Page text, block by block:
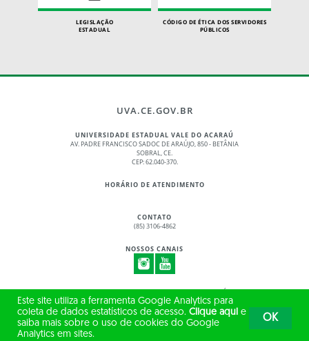
LEGISLAÇÃO
ESTADUAL
CÓDIGO DE ÉTICA DOS SERVIDORES
PÚBLICOS
UVA.CE.GOV.BR
UNIVERSIDADE ESTADUAL VALE DO ACARAÚ
AV. PADRE FRANCISCO SADOC DE ARAÚJO, 850 - BETÂNIA
SOBRAL, CE.
CEP: 62.040-370.
HORÁRIO DE ATENDIMENTO
CONTATO
(85) 3106-4862
NOSSOS CANAIS
© 2017 - 2026 – GOVERNO DO ESTADO DO CEARÁ
TODOS OS DIREITOS RESERVADOS
Este site utiliza a ferramenta Google Analytics para
coleta de dados estatísticos de acesso. Clique aqui e
saiba mais sobre o uso de cookies do Google
Analytics em sites.
OK